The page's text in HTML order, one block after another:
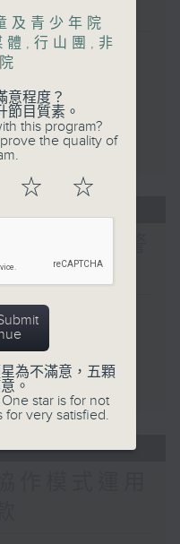
判囚22年
- 18:00)
對基層影響 提
建議
資騙案 警
- 18:00)
案 警方接獲
施8月起生效
及青少年院
體 , 行山團 , 非
意程度？
節目質素。
this program?
the quality of
☆ ☆
為不滿意，五顆
。
star is for not
for very satisfied.